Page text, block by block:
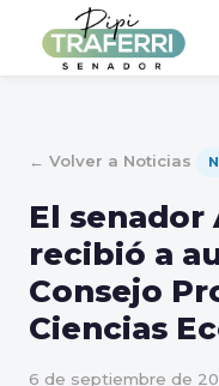
← Volver a Noticias
El
recibió a
Consejo
Ciencias
6 de septiembre de